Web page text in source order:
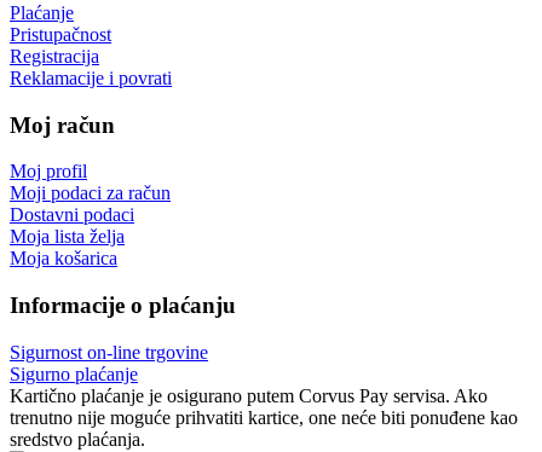
Plaćanje
Pristupačnost
Registracija
Reklamacije i povrati
Moj račun
Moj profil
Moji podaci za račun
Dostavni podaci
Moja lista želja
Moja košarica
Informacije o plaćanju
Sigurnost on-line trgovine
Sigurno plaćanje
Kartično plaćanje je osigurano putem Corvus Pay servisa. Ako
trenutno nije moguće prihvatiti kartice, one neće biti ponuđene kao
sredstvo plaćanja.